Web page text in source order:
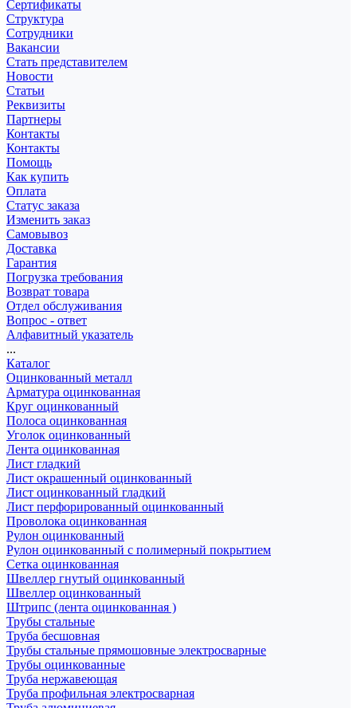
Сертификаты
Структура
Сотрудники
Вакансии
Стать представителем
Новости
Статьи
Реквизиты
Партнеры
Контакты
Контакты
Помощь
Как купить
Оплата
Статус заказа
Изменить заказ
Самовывоз
Доставка
Гарантия
Погрузка требования
Возврат товара
Отдел обслуживания
Вопрос - ответ
Алфавитный указатель
...
Каталог
Оцинкованный металл
Арматура оцинкованная
Круг оцинкованный
Полоса оцинкованная
Уголок оцинкованный
Лента оцинкованная
Лист гладкий
Лист окрашенный оцинкованный
Лист оцинкованный гладкий
Лист перфорированный оцинкованный
Проволока оцинкованная
Рулон оцинкованный
Рулон оцинкованный с полимерный покрытием
Сетка оцинкованная
Швеллер гнутый оцинкованный
Швеллер оцинкованный
Штрипс (лента оцинкованная )
Трубы стальные
Труба бесшовная
Трубы стальные прямошовные электросварные
Трубы оцинкованные
Труба нержавеющая
Труба профильная электросварная